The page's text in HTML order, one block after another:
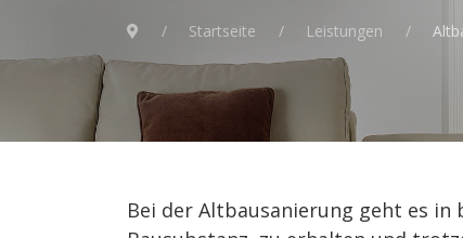
Startseite Leistungen
Bei der Altbausanierung geht es